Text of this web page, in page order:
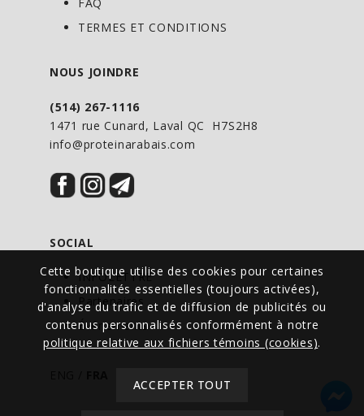
Cette boutique utilise des cookies pour certaines
fonctionnalités essentielles (toujours activées),
d'analyse du trafic et de diffusion de publicités ou
contenus personnalisés conformément à notre
politique relative aux fichiers témoins (cookies).
ACCEPTER TOUT
TERMES ET CONDITIONS
NOUS JOINDRE
(514) 267-1116
1471 rue Cunard, Laval QC H7S2H8
info@proteinarabais.com
SOCIAL
INFOLETTRE
Partenaires
Événements